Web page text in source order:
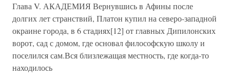
Глава V. АКАДЕМИЯ Вернувшись в Афины после
долгих лет странствий, Платон купил на северо-западной
окраине города, в 6 стадиях[12] от главных Дипилонских
ворот, сад с домом, где основал философскую школу и
поселился сам.Вся близлежащая местность, где когда-то
находилось